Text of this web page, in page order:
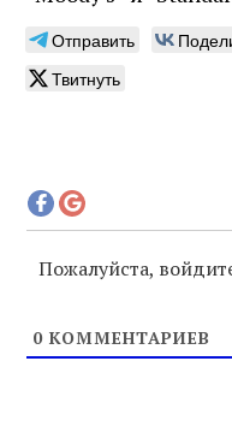
Отправить
Твитнуть
Пожалуйста,
0 КОММЕНТАРИЕВ